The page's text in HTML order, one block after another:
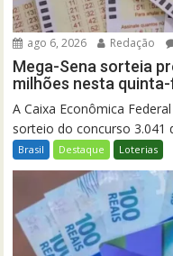
ago 6, 2026 Redação
Mega-Sena sorteia
milhões nesta
A Caixa Econômica
sorteio do concurso 3.041
Brasil Destaque Loterias